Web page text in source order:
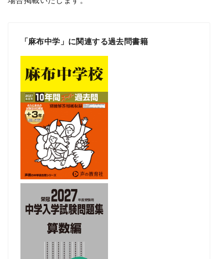
「麻布中学」に関連する過去問書籍